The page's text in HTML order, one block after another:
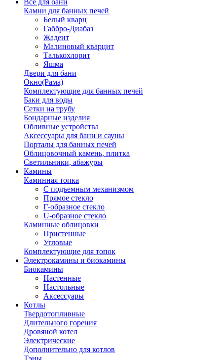
Все для бани
Камни для банных печей
Белый кварц
Габбро-Диабаз
Жадеит
Малиновый кварцит
Талькохлорит
Яшма
Двери для бани
Окно(Рама)
Комплектующие для банных печей
Баки для воды
Сетки на трубу
Бондарные изделия
Обливные устройства
Аксессуары для бани и сауны
Порталы для банных печей
Облицовочный камень, плитка
Светильники, абажуры
Камины
Каминная топка
С подъемным механизмом
Прямое стекло
Г-образное стекло
U-образное стекло
Каминные облицовки
Пристенные
Угловые
Комплектующие для топок
Электрокамины и биокамины
Биокамины
Настенные
Настольные
Аксессуары
Котлы
Твердотопливные
Длительного горения
Дровяной котел
Электрические
Дополнительно для котлов
Тэны